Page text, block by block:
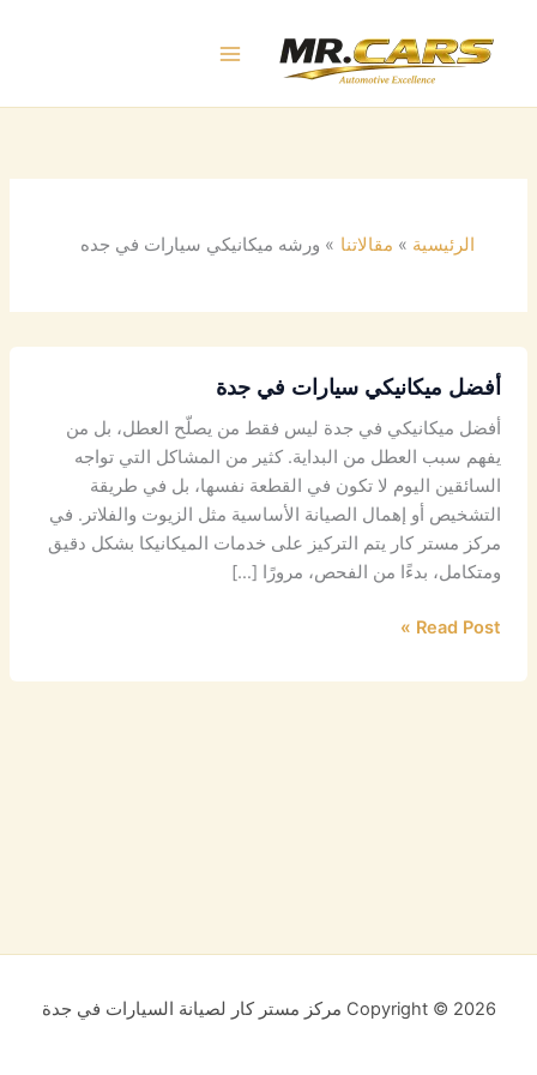
المحتوى
الرئيسية مقالاتنا ورشه ميكانيكي سيارات في جده
أفضل ميكانيكي سيارات في جدة
أفضل ميكانيكي في جدة ليس فقط من يصلّح العطل، بل من
يفهم سبب العطل من البداية. كثير من المشاكل التي تواجه
السائقين اليوم لا تكون في القطعة نفسها، بل في طريقة
التشخيص أو إهمال الصيانة الأساسية مثل الزيوت والفلاتر. في
مركز مستر كار يتم التركيز على خدمات الميكانيكا بشكل دقيق
ومتكامل، بدءًا من الفحص، مرورًا […]
Read Post »
Copyright © 2026 مركز مستر كار لصيانة السيارات في جدة